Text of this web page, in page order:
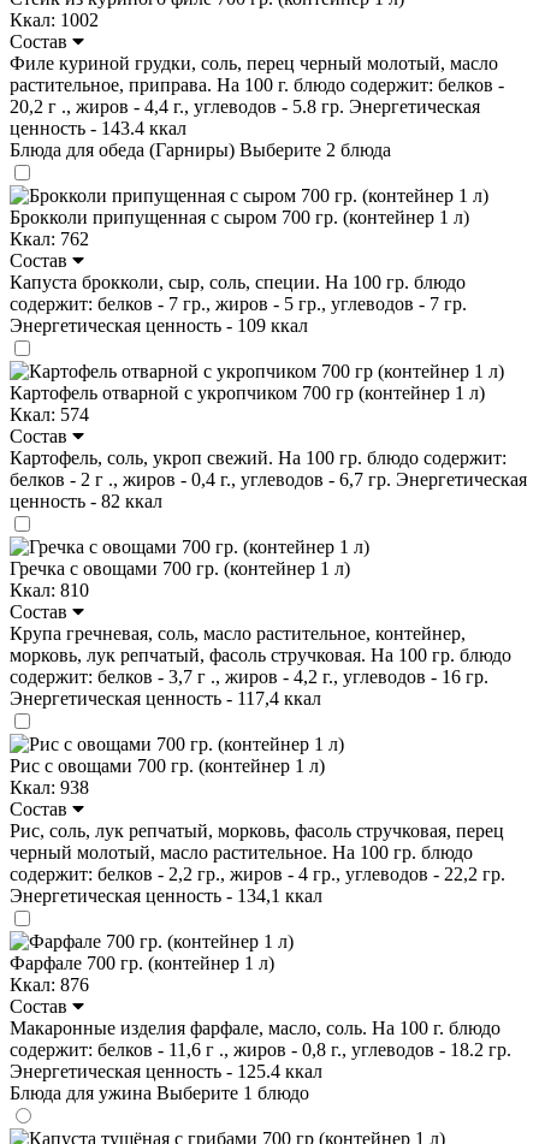
Ккал: 1002
Состав
Филе куриной грудки, соль, перец черный молотый, масло
растительное, приправа. На 100 г. блюдо содержит: белков -
20,2 г ., жиров - 4,4 г., углеводов - 5.8 гр. Энергетическая
ценность - 143.4 ккал
Блюда для обеда (Гарниры) Выберите 2 блюда
Брокколи припущенная с сыром 700 гр. (контейнер 1 л)
Ккал: 762
Состав
Капуста брокколи, сыр, соль, специи. На 100 гр. блюдо
содержит: белков - 7 гр., жиров - 5 гр., углеводов - 7 гр.
Энергетическая ценность - 109 ккал
Картофель отварной с укропчиком 700 гр (контейнер 1 л)
Ккал: 574
Состав
Картофель, соль, укроп свежий. На 100 гр. блюдо содержит:
белков - 2 г ., жиров - 0,4 г., углеводов - 6,7 гр. Энергетическая
ценность - 82 ккал
Гречка с овощами 700 гр. (контейнер 1 л)
Ккал: 810
Состав
Крупа гречневая, соль, масло растительное, контейнер,
морковь, лук репчатый, фасоль стручковая. На 100 гр. блюдо
содержит: белков - 3,7 г ., жиров - 4,2 г., углеводов - 16 гр.
Энергетическая ценность - 117,4 ккал
Рис с овощами 700 гр. (контейнер 1 л)
Ккал: 938
Состав
Рис, соль, лук репчатый, морковь, фасоль стручковая, перец
черный молотый, масло растительное. На 100 гр. блюдо
содержит: белков - 2,2 гр., жиров - 4 гр., углеводов - 22,2 гр.
Энергетическая ценность - 134,1 ккал
Фарфале 700 гр. (контейнер 1 л)
Ккал: 876
Состав
Макаронные изделия фарфале, масло, соль. На 100 г. блюдо
содержит: белков - 11,6 г ., жиров - 0,8 г., углеводов - 18.2 гр.
Энергетическая ценность - 125.4 ккал
Блюда для ужина Выберите 1 блюдо